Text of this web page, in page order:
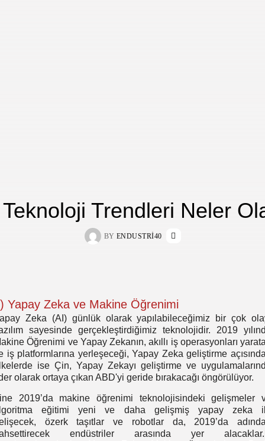
Trendleri Neler
BY ENDUSTRI40
Yapay Zeka ve Makine Öğrenimi
Zeka (AI) günlük olarak yapılabileceğimiz bir çok
sayesinde gerçekleştirdiğimiz teknolojidir. 2019
Öğrenimi ve Yapay Zekanın, akıllı iş operasyonları
iş platformlarına yerleşeceği, Yapay Zeka geliştirme
ise Çin, Yapay Zekayı geliştirme ve
olarak ortaya çıkan ABD'yi geride bırakacağı öngörülüyor.
2019’da makine öğrenimi teknolojisindeki gelişmeler
eğitimi yeni ve daha gelişmiş yapay zeka
özerk taşıtlar ve robotlar da, 2019’da
endüstriler arasında yer